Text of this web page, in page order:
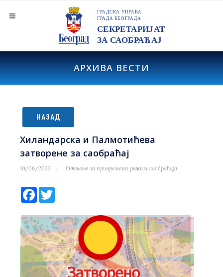
АРХИВА ВЕСТИ
НАЗАД
Хиландарска и Палмотићева
затворене за саобраћај
10/06/2022 Одељење за привремени режим саобраћаја
Facebook